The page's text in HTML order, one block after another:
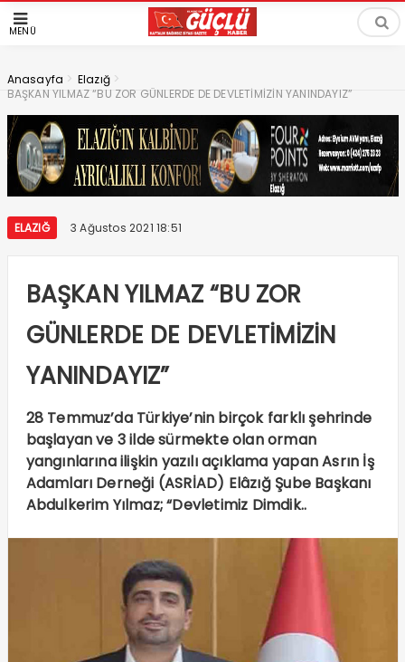
MENÜ
Anasayfa > Elazığ >
BAŞKAN YILMAZ “BU ZOR GÜNLERDE DE DEVLETİMİZİN YANINDAYIZ”
ELAZIĞ 3 Ağustos 2021 18:51
BAŞKAN YILMAZ “BU ZOR
GÜNLERDE DE DEVLETİMİZİN
YANINDAYIZ”
28 Temmuz’da Türkiye’nin birçok farklı şehrinde
başlayan ve 3 ilde sürmekte olan orman
yangınlarına ilişkin yazılı açıklama yapan Asrın İş
Adamları Derneği (ASRİAD) Elâzığ Şube Başkanı
Abdulkerim Yılmaz; “Devletimiz Dimdik..